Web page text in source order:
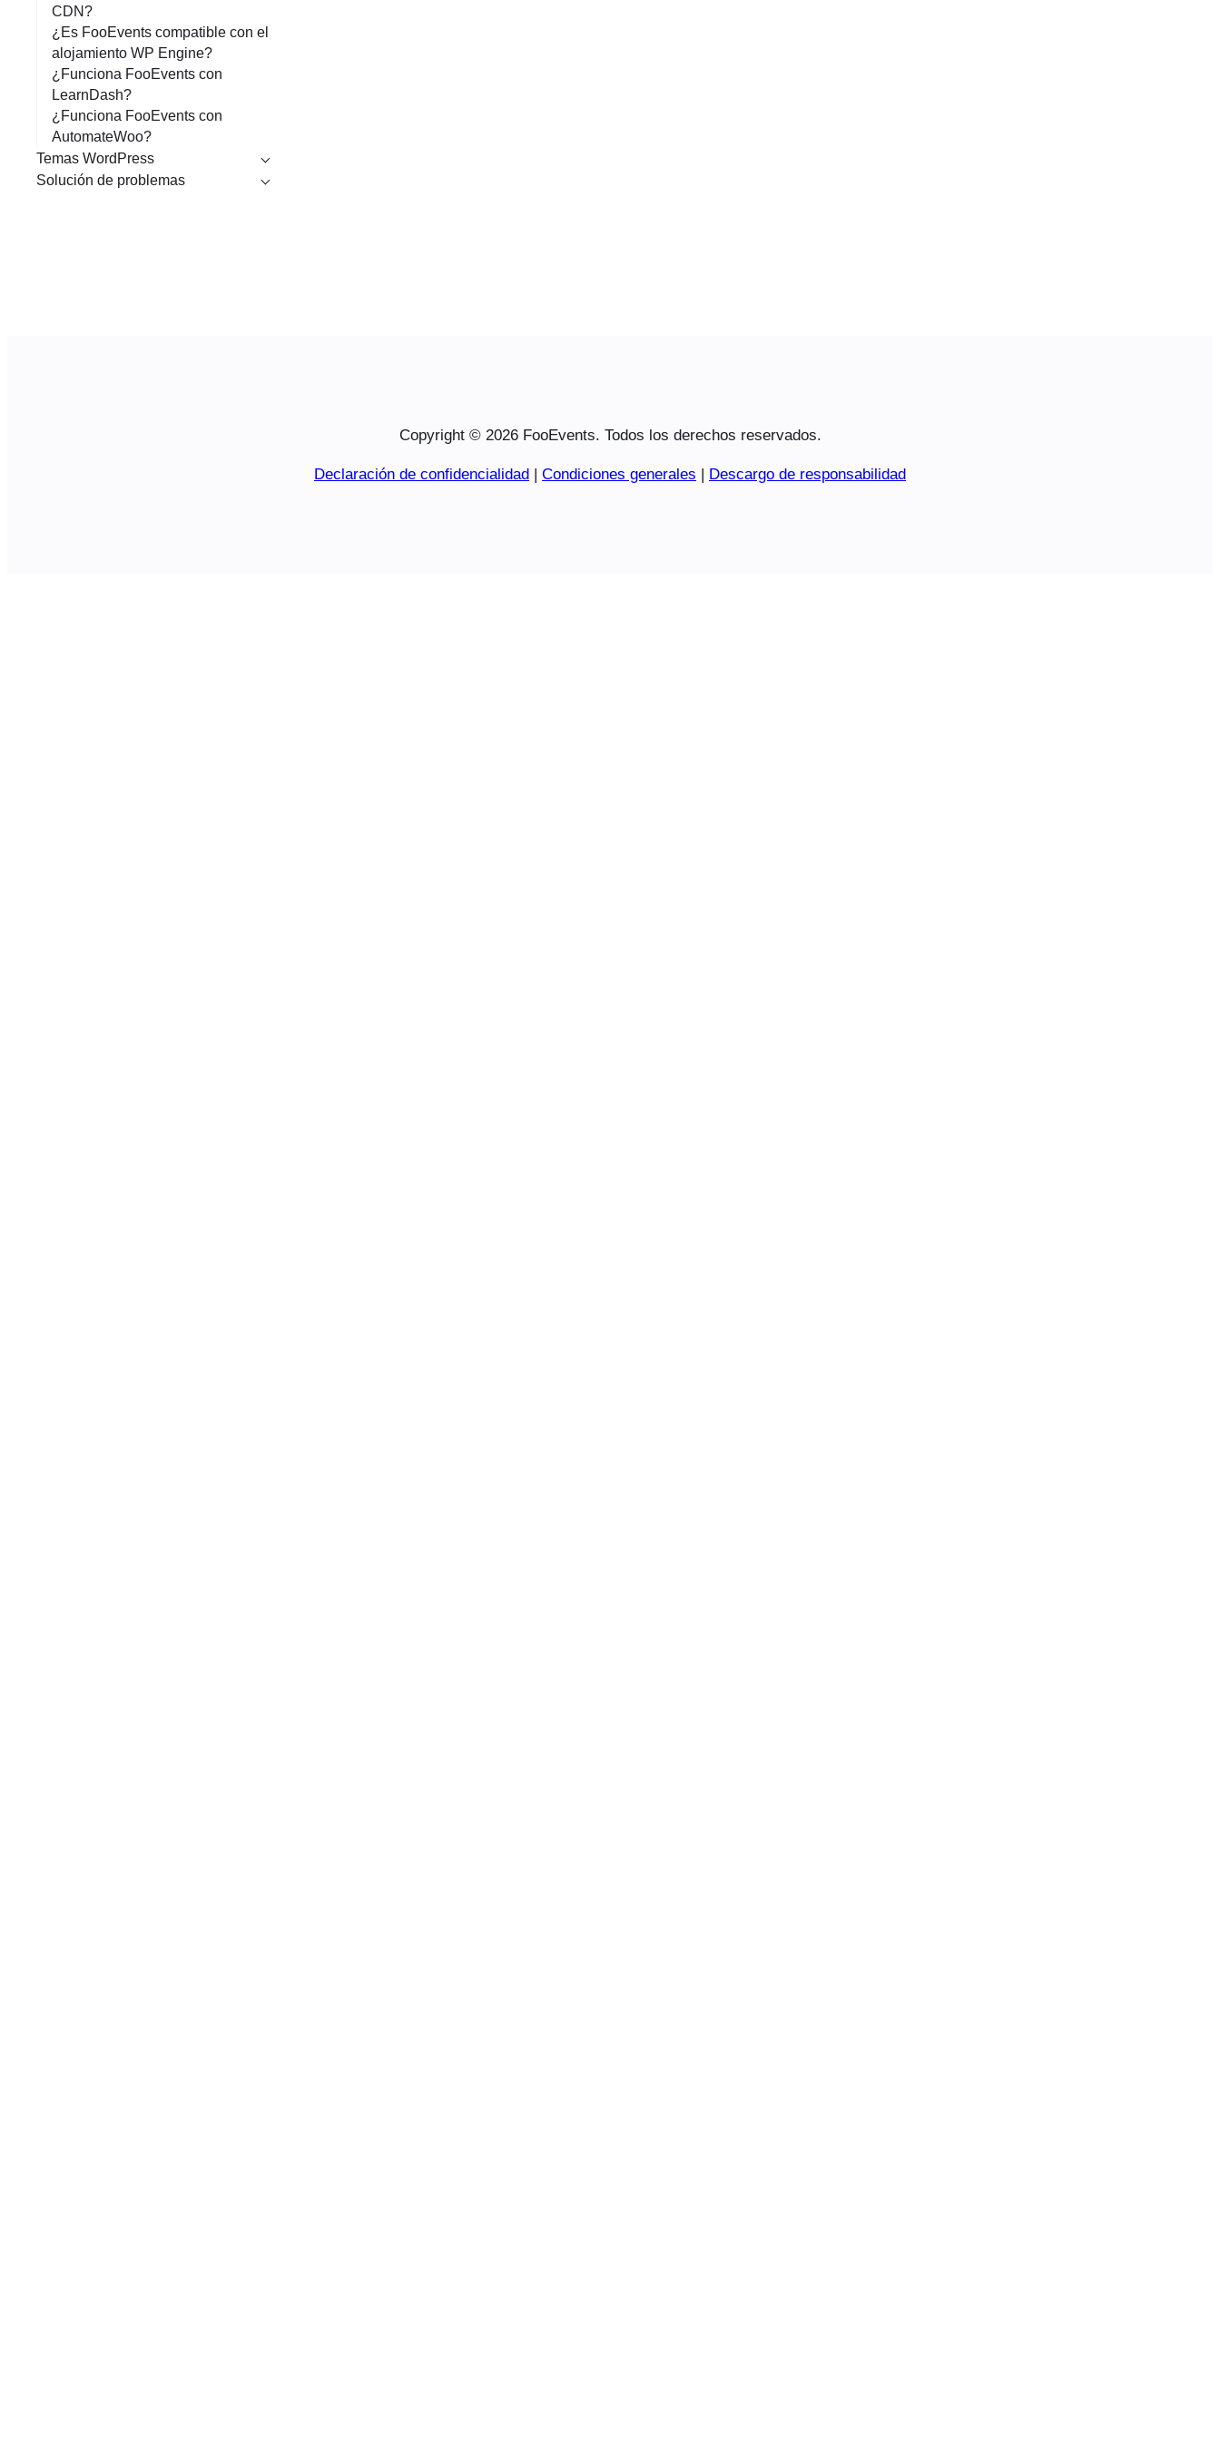
CDN?
¿Es FooEvents compatible con el
alojamiento WP Engine?
¿Funciona FooEvents con
LearnDash?
¿Funciona FooEvents con
AutomateWoo?
Temas WordPress
Solución de problemas
Copyright © 2026 FooEvents. Todos los derechos reservados.
Declaración de confidencialidad | Condiciones generales | Descargo de responsabilidad